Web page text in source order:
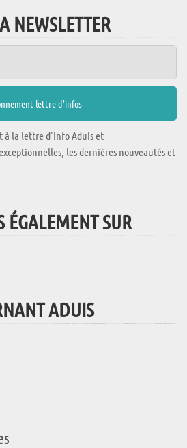
NEWSLETTER
à la lettre d'info Aduis et
les dernières nouveautés et
ÉGALEMENT SUR
ADUIS